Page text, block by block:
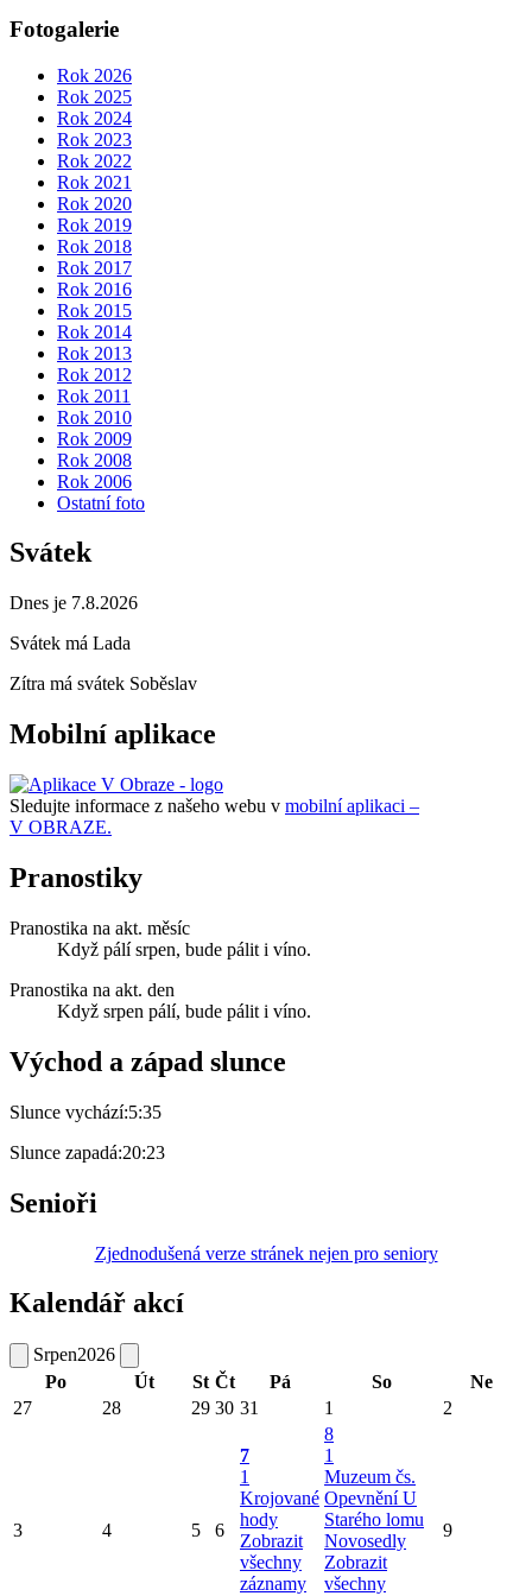
Fotogalerie
Rok 2026
Rok 2025
Rok 2024
Rok 2023
Rok 2022
Rok 2021
Rok 2020
Rok 2019
Rok 2018
Rok 2017
Rok 2016
Rok 2015
Rok 2014
Rok 2013
Rok 2012
Rok 2011
Rok 2010
Rok 2009
Rok 2008
Rok 2006
Ostatní foto
Svátek
Dnes je 7.8.2026
Svátek má Lada
Zítra má svátek Soběslav
Mobilní aplikace
Sledujte informace z našeho webu v mobilní aplikaci –
V OBRAZE.
Pranostiky
Pranostika na akt. měsíc
Když pálí srpen, bude pálit i víno.
Pranostika na akt. den
Když srpen pálí, bude pálit i víno.
Východ a západ slunce
Slunce vychází:5:35
Slunce zapadá:20:23
Senioři
Zjednodušená verze stránek nejen pro seniory
Kalendář akcí
Srpen2026
Po
Út St Čt Pá So
Ne
27
28 29 30 31 1 2
3 4 5 6
7
1
Krojované
hody
Zobrazit
všechny
záznamy
8
1
Muzeum čs.
Opevnění U
Starého lomu
Novosedly
Zobrazit
všechny
9